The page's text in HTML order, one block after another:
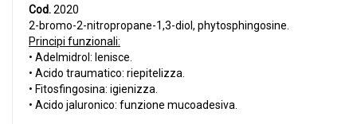
Cod.2020
2-bromo-2-nitropropane-1,3-diol, phytosphingosine.
Principi funzionali:
• Adelmidrol: lenisce.
• Acido traumatico: riepitelizza.
• Fitosfingosina: igienizza.
• Acido jaluronico: funzione mucoadesiva.